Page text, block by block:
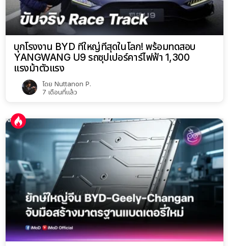
บุกโรงงาน BYD ที่ใหญ่ที่สุดในโลก! พร้อมทดสอบ
YANGWANG U9 รถซุปเปอร์คาร์ไฟฟ้า 1,300
แรงม้าตัวแรง
โดย Nuttanon P.
7 เดือนที่แล้ว